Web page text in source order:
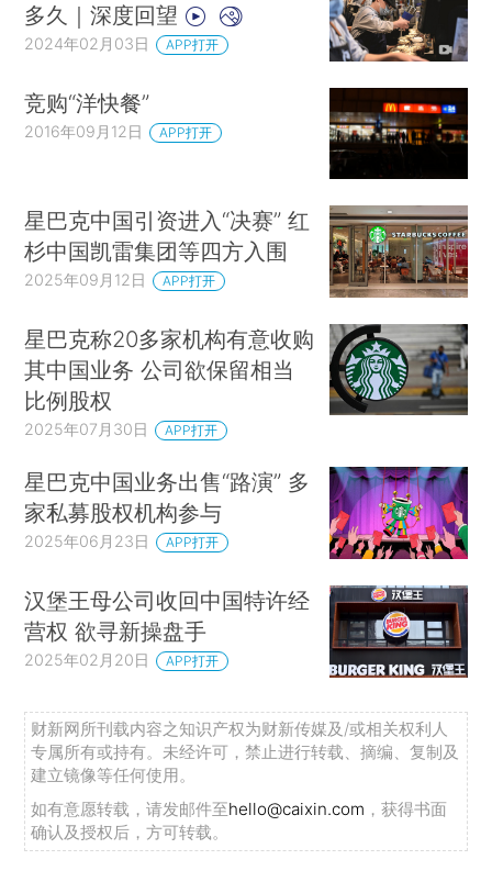
多久｜深度回望
2024年02月03日 APP打开
竞购“洋快餐”
2016年09月12日 APP打开
星巴克中国引资进入“决赛” 红
杉中国凯雷集团等四方入围
2025年09月12日 APP打开
星巴克称20多家机构有意收购
其中国业务 公司欲保留相当
比例股权
2025年07月30日 APP打开
星巴克中国业务出售“路演” 多
家私募股权机构参与
2025年06月23日 APP打开
汉堡王母公司收回中国特许经
营权 欲寻新操盘手
2025年02月20日 APP打开
财新网所刊载内容之知识产权为财新传媒及/或相关权利人
专属所有或持有。未经许可，禁止进行转载、摘编、复制及
建立镜像等任何使用。
如有意愿转载，请发邮件至hello@caixin.com ，获得书面
确认及授权后，方可转载。